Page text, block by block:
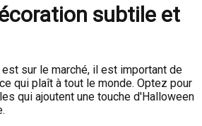
subtile et
sur le marché, il est important de
qui plaît à tout le monde. Optez pour
qui ajoutent une touche d'Halloween